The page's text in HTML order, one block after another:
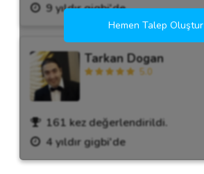
9 yıldır gigbi'de
Tarkan Dogan
5.0
161 kez değerlendirildi.
4 yıldır gigbi'de
Hemen Talep Oluştur